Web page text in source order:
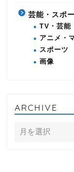
芸能・スポ
TV・芸能
アニメ・
スポーツ
画像
ARCHIVE